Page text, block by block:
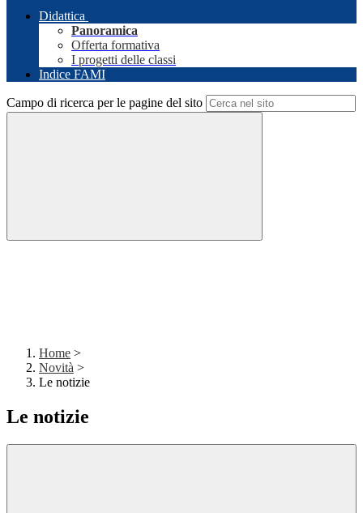
Didattica
Panoramica
Offerta formativa
I progetti delle classi
Indice FAMI
Campo di ricerca per le pagine del sito
Home >
Novità >
Le notizie
Le notizie